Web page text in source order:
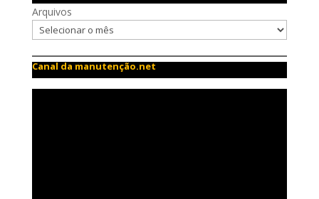
Arquivos
Canal da manutenção.net